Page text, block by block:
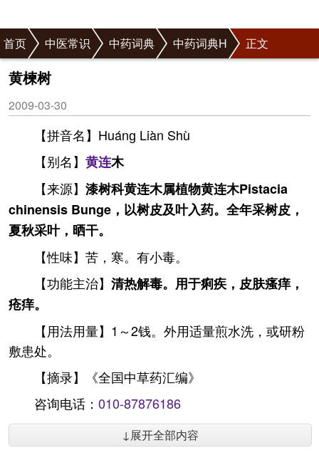
首页 中医常识 中药词典 中药词典H 正文
黄楝树
2009-03-30
【拼音名】Huánɡ Liàn Shù
【别名】 黄连木
【来源】 漆树科黄连木属植物黄连木Pistacia
chinensis Bunge，以树皮及叶入药。全年采树皮，
夏秋采叶，晒干。
【性味】苦，寒。有小毒。
【功能主治】 清热解毒。用于痢疾，皮肤瘙痒，
疮痒。
【用法用量】1～2钱。外用适量煎水洗，或研粉
敷患处。
【摘录】《全国中草药汇编》
咨询电话： 010-87876186
↓展开全部内容